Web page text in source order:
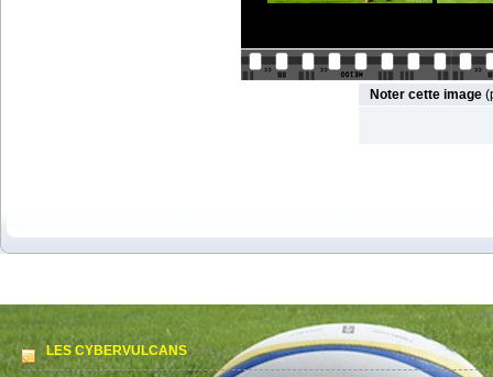
Noter cette image
LES CYBERVULCANS